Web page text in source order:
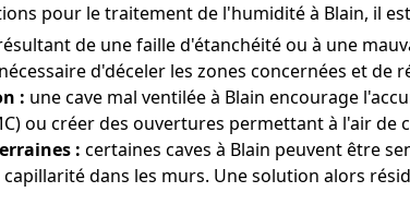
pour le traitement de l'humidité à Blain, il
de une faille d'étanchéité ou à une
d'déceler les zones concernées et de
: une cave mal ventilée à Blain encourage
ou créer des ouvertures permettant à l'air de
: certaines caves à Blain peuvent être
dans les murs. Une solution alors